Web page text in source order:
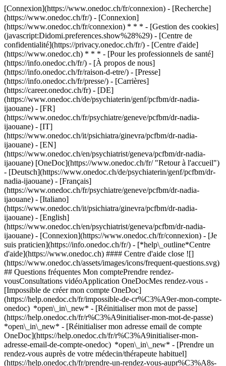
[Connexion](https://www.onedoc.ch/fr/connexion) - [Recherche]
(https://www.onedoc.ch/fr/) - [Connexion]
(https://www.onedoc.ch/fr/connexion) * * * - [Gestion des cookies]
(javascript:Didomi.preferences.show%28%29) - [Centre de
confidentialité](https://privacy.onedoc.ch/fr/) - [Centre d'aide]
(https://www.onedoc.ch) * * * - [Pour les professionnels de santé]
(https://info.onedoc.ch/fr/) - [À propos de nous]
(https://info.onedoc.ch/fr/raison-d-etre/) - [Presse]
(https://info.onedoc.ch/fr/presse/) - [Carrières]
(https://career.onedoc.ch/fr) - [DE]
(https://www.onedoc.ch/de/psychiaterin/genf/pcfbm/dr-nadia-
ijaouane) - [FR]
(https://www.onedoc.ch/fr/psychiatre/geneve/pcfbm/dr-nadia-
ijaouane) - [IT]
(https://www.onedoc.ch/it/psichiatra/ginevra/pcfbm/dr-nadia-
ijaouane) - [EN]
(https://www.onedoc.ch/en/psychiatrist/geneva/pcfbm/dr-nadia-
ijaouane) [OneDoc](https://www.onedoc.ch/fr/ "Retour à l'accueil")
- [Deutsch](https://www.onedoc.ch/de/psychiaterin/genf/pcfbm/dr-
nadia-ijaouane) - [Français]
(https://www.onedoc.ch/fr/psychiatre/geneve/pcfbm/dr-nadia-
ijaouane) - [Italiano]
(https://www.onedoc.ch/it/psichiatra/ginevra/pcfbm/dr-nadia-
ijaouane) - [English]
(https://www.onedoc.ch/en/psychiatrist/geneva/pcfbm/dr-nadia-
ijaouane) - [Connexion](https://www.onedoc.ch/fr/connexion) - [Je
suis praticien](https://info.onedoc.ch/fr/) - [*help\_outline*Centre
d'aide](https://www.onedoc.ch) #### Centre d'aide close ![]
(https://www.onedoc.ch/assets/images/icons/frequent-questions.svg)
## Questions fréquentes Mon comptePrendre rendez-
vousConsultations vidéoApplication OneDocMes rendez-vous -
[Impossible de créer mon compte OneDoc]
(https://help.onedoc.ch/fr/impossible-de-cr%C3%A9er-mon-compte-
onedoc) *open\_in\_new* - [Réinitialiser mon mot de passe]
(https://help.onedoc.ch/fr/r%C3%A9initialiser-mon-mot-de-passe)
*open\_in\_new* - [Réinitialiser mon adresse email de compte
OneDoc](https://help.onedoc.ch/fr/r%C3%A9initialiser-mon-
adresse-email-de-compte-onedoc) *open\_in\_new* - [Prendre un
rendez-vous auprès de votre médecin/thérapeute habituel]
(https://help.onedoc.ch/fr/prendre-un-rendez-vous-aupr%C3%A8s-